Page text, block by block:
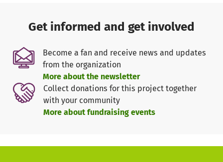
Desweiteren bemühen wir uns um eine Renovierung des
in die Jahre gekommen Vereinsheims, das jetzt schon seit
über 40 Jahren besteht.
Ihr Musikverein Benningen a.N.
Get informed and get involved
Become a fan and receive news and updates
from the organization
More about the newsletter
Collect donations for this project together
with your community
More about fundraising events